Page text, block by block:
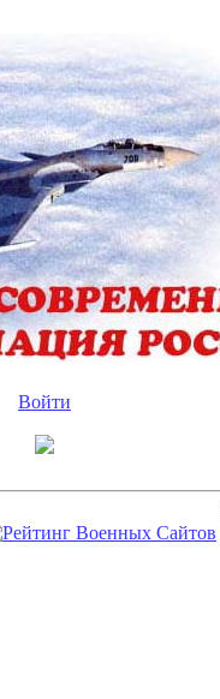
Войти